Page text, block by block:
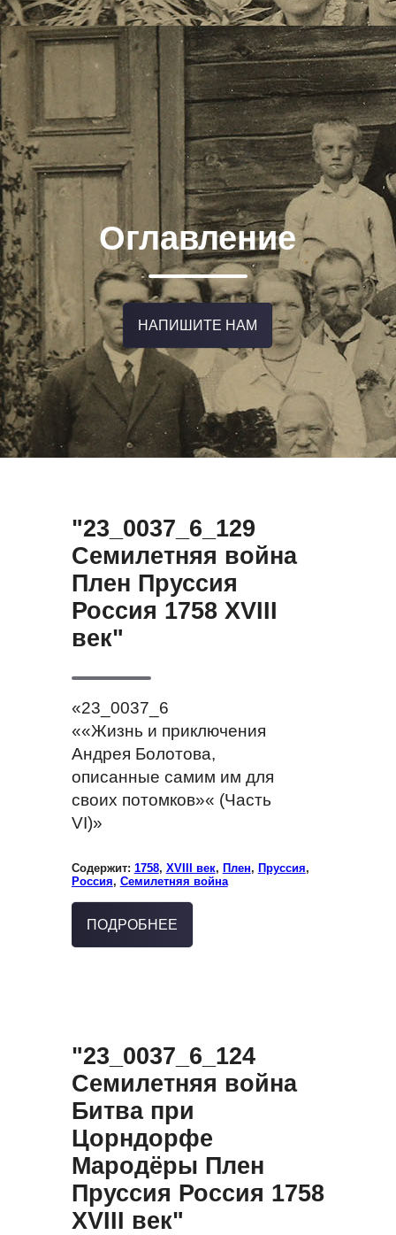
Оглавление
НАПИШИТЕ НАМ
"23_0037_6_129
Семилетняя война
Плен Пруссия
Россия 1758 XVIII
век"
«23_0037_6
««Жизнь и приключения
Андрея Болотова,
описанные самим им для
своих потомков»« (Часть
VI)»
Содержит: 1758, XVIII век, Плен, Пруссия,
Россия, Семилетняя война
ПОДРОБНЕЕ
"23_0037_6_124
Семилетняя война
Битва при
Цорндорфе
Мародёры Плен
Пруссия Россия 1758
XVIII век"